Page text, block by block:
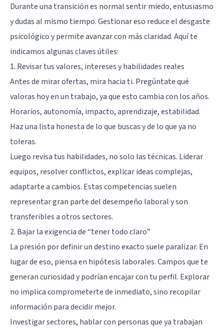
Durante una transición es normal sentir miedo, entusiasmo
y dudas al mismo tiempo. Gestionar eso reduce el desgaste
psicológico y permite avanzar con más claridad. Aquí te
indicamos algunas claves útiles:
1. Revisar tus valores, intereses y habilidades reales
Antes de mirar ofertas, mira hacia ti. Pregúntate qué
valoras hoy en un trabajo, ya que esto cambia con los años.
Horarios, autonomía, impacto, aprendizaje, estabilidad.
Haz una lista honesta de lo que buscas y de lo que ya no
toleras.
Luego revisa tus habilidades, no solo las técnicas. Liderar
equipos, resolver conflictos, explicar ideas complejas,
adaptarte a cambios. Estas competencias suelen
representar gran parte del desempeño laboral y son
transferibles a otros sectores.
2. Bajar la exigencia de “tener todo claro”
La presión por definir un destino exacto suele paralizar. En
lugar de eso, piensa en hipótesis laborales. Campos que te
generan curiosidad y podrían encajar con tu perfil. Explorar
no implica comprometerte de inmediato, sino recopilar
información para decidir mejor.
Investigar sectores, hablar con personas que ya trabajan